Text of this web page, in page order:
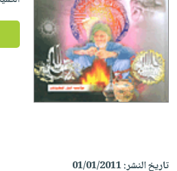
إختياراتنا
كتب
أكاديمية
صندوق
القراءة
iKitab
حدود
أسئلة
يتكرر
iKitab
أسئلة
يتكرر
طرحها
تحميل
masmu3
على
masmu3
المواضيع
الأكثر
مبيعاً
إختياراتنا
وسائل
القراءة
تعليمية
الصحة
والعناية
الشخصية
جديد
أجهزةالمطبخ
تاريخ النشر:01/01/2011